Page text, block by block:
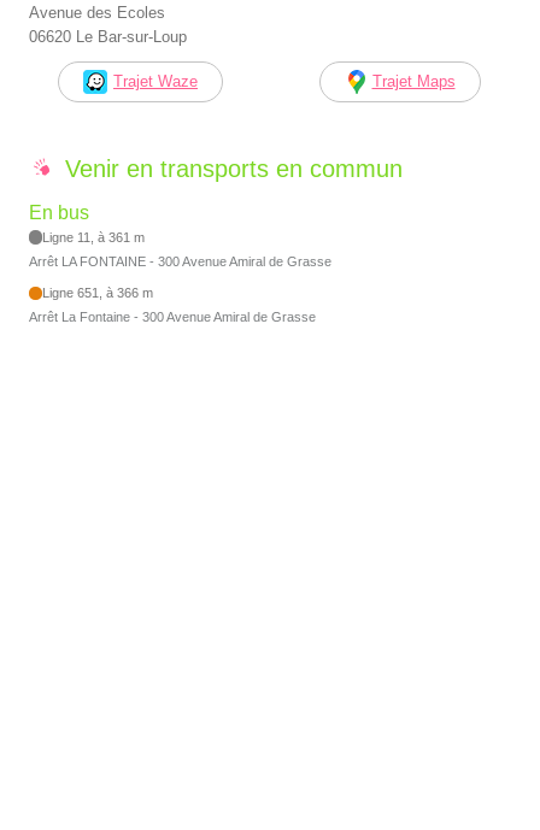
Avenue des Ecoles
06620 Le Bar-sur-Loup
Trajet Waze Trajet Maps
Venir en transports en commun
En bus
Ligne 11, à 361 m
Arrêt LA FONTAINE - 300 Avenue Amiral de Grasse
Ligne 651, à 366 m
Arrêt La Fontaine - 300 Avenue Amiral de Grasse